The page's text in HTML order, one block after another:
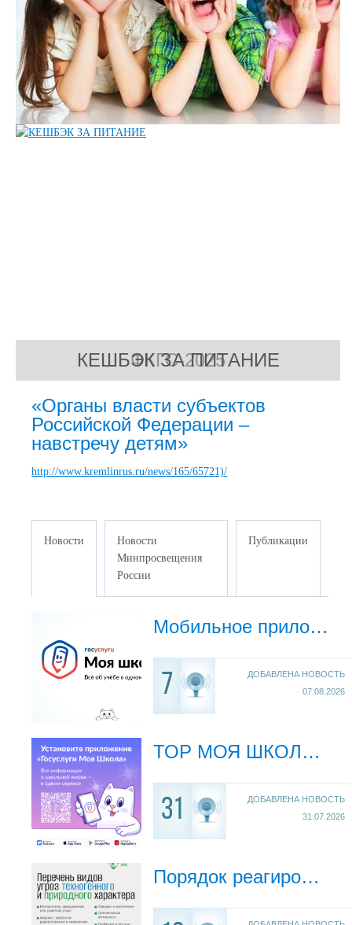
ФКГС-2025
КЕШБЭК ЗА ПИТАНИЕ
«Органы власти субъектов
Российской Федерации –
навстречу детям»
http://www.kremlinrus.ru/news/165/65721)/
Новости
Новости
Минпросвещения
России
Публикации
Мобильное приложение «Госуслуги Моя школа»
7
ДОБАВЛЕНА НОВОСТЬ
07.08.2026
ТОР МОЯ ШКОЛА (Школа переходит на «Госуслуги»: что изменится в электронном дневнике)
31
ДОБАВЛЕНА НОВОСТЬ
31.07.2026
Порядок реагирования на угрозы